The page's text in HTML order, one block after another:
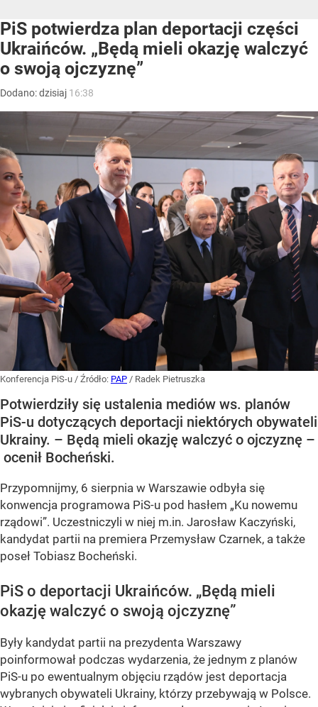
PiS potwierdza plan deportacji części
Ukraińców. „Będą mieli okazję walczyć
o swoją ojczyznę”
Dodano:dzisiaj 16:38
Konferencja PiS-u / Źródło: PAP / Radek Pietruszka
Potwierdziły się ustalenia mediów ws. planów
PiS-u dotyczących deportacji niektórych obywateli
Ukrainy. – Będą mieli okazję walczyć o ojczyznę –
ocenił Bocheński.
Przypomnijmy, 6 sierpnia w Warszawie odbyła się
konwencja programowa PiS-u pod hasłem „Ku nowemu
rządowi”. Uczestniczyli w niej m.in. Jarosław Kaczyński,
kandydat partii na premiera Przemysław Czarnek, a także
poseł Tobiasz Bocheński.
PiS o deportacji Ukraińców. „Będą mieli
okazję walczyć o swoją ojczyznę”
Były kandydat partii na prezydenta Warszawy
poinformował podczas wydarzenia, że jednym z planów
PiS-u po ewentualnym objęciu rządów jest deportacja
wybranych obywateli Ukrainy, którzy przebywają w Polsce.